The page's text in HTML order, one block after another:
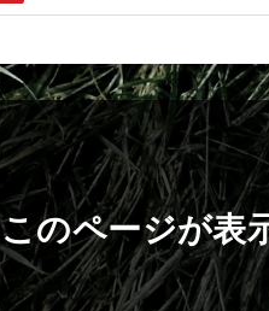
このページが表